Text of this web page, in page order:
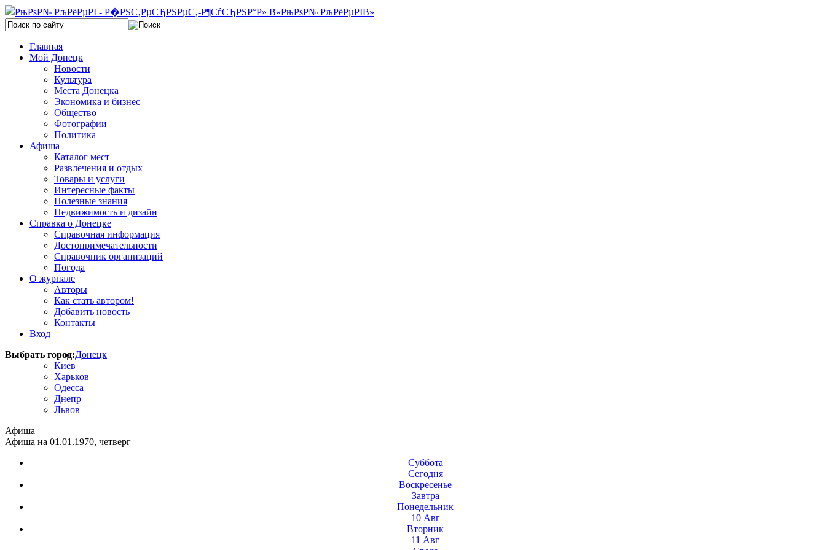
Главная
Мой Донецк
Новости
Культура
Места Донецка
Экономика и бизнес
Общество
Фотографии
Политика
Афиша
Каталог мест
Развлечения и отдых
Товары и услуги
Интересные факты
Полезные знания
Недвижимость и дизайн
Справка о Донецке
Справочная информация
Достопримечательности
Справочник организаций
Погода
О журнале
Авторы
Как стать автором!
Добавить новость
Контакты
Вход
Выбрать город:Донецк
Киев
Харьков
Одесса
Днепр
Львов
Афиша
Афиша на 01.01.1970, четверг
Суббота
Сегодня
Воскресенье
Завтра
Понедельник
10 Авг
Вторник
11 Авг